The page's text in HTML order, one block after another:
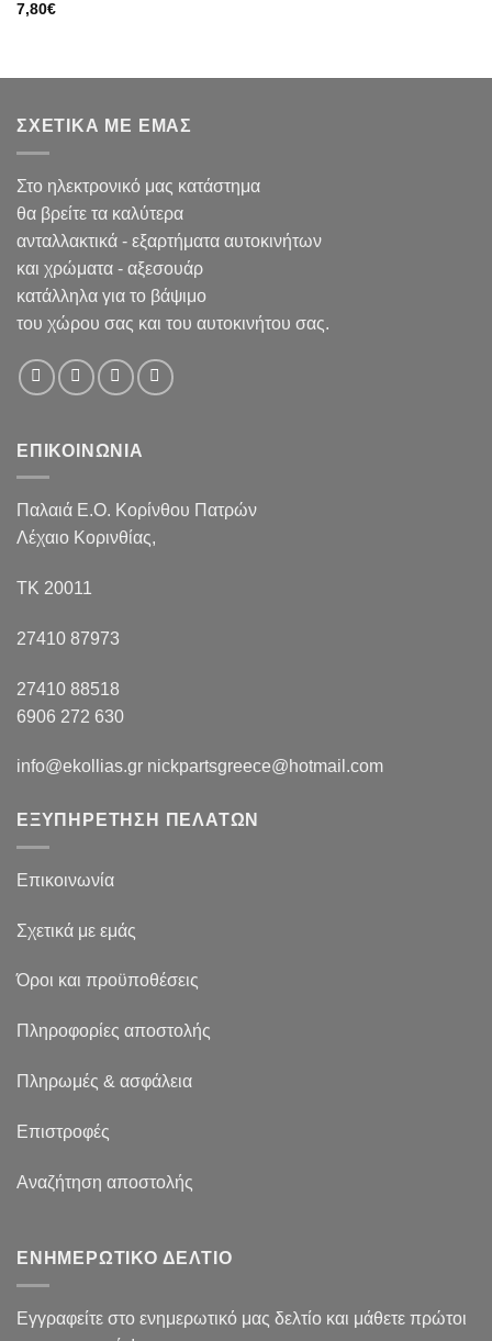
7,80€
ΣΧΕΤΙΚΑ ΜΕ ΕΜΑΣ
Στο ηλεκτρονικό μας κατάστημα
θα βρείτε τα καλύτερα
ανταλλακτικά - εξαρτήματα αυτοκινήτων
και χρώματα - αξεσουάρ
κατάλληλα για το βάψιμο
του χώρου σας και του αυτοκινήτου σας.
ΕΠΙΚΟΙΝΩΝΙΑ
Παλαιά Ε.Ο. Κορίνθου Πατρών
Λέχαιο Κορινθίας,
ΤΚ 20011
27410 87973
27410 88518
6906 272 630
info@ekollias.gr nickpartsgreece@hotmail.com
ΕΞΥΠΗΡΕΤΗΣΗ ΠΕΛΑΤΩΝ
Επικοινωνία
Σχετικά με εμάς
Όροι και προϋποθέσεις
Πληροφορίες αποστολής
Πληρωμές & ασφάλεια
Επιστροφές
Αναζήτηση αποστολής
ΕΝΗΜΕΡΩΤΙΚΟ ΔΕΛΤΙΟ
Εγγραφείτε στο ενημερωτικό μας δελτίο και μάθετε πρώτοι